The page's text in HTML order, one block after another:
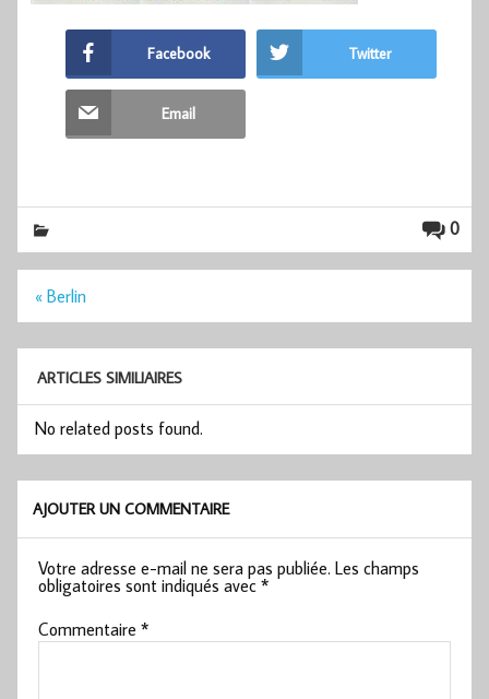
Facebook Twitter
Email
0
Navigation
« Berlin
ARTICLES SIMILIAIRES
No related posts found.
AJOUTER UN COMMENTAIRE
Votre adresse e-mail ne sera pas publiée. Les champs
obligatoires sont indiqués avec*
Commentaire*